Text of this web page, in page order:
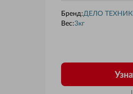
Бренд:ДЕЛО
Вес:3кг